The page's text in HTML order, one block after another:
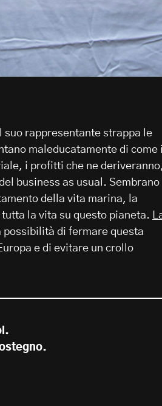
suo rappresentante strappa le
maleducatamente di come
i profitti che ne
business as usual. Sembrano
della vita marina, la
la vita su questo pianeta.
possibilità di fermare questa
e di evitare un crollo